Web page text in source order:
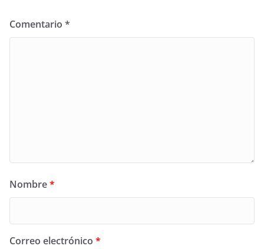
Comentario *
Nombre*
Correo electrónico *